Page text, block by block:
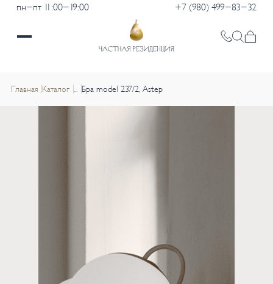
пн-пт 11:00-19:00 +7 (980) 499-83-32
Главная Каталог ... Бра model 237/2, Astep